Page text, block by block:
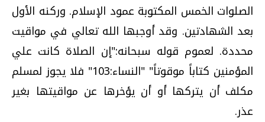
الصلوات الخمس المكتوبة عمود الإسلام. وركنه الأول
بعد الشهادتين. وقد أوجبها الله تعالي في مواقيت
محددة. لعموم قوله سبحانه:"إن الصلاة كانت علي
المؤمنين كتاباً موقوتاً" "النساء:103" فلا يجوز لمسلم
مكلف أن يتركها أو أن يؤخرها عن مواقيتها بغير
عذر.